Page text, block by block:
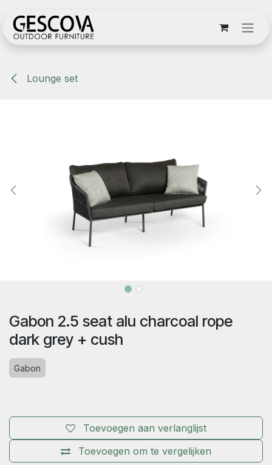
Lounge set
Gabon 2.5 seat alu charcoal rope
dark grey + cush
Gabon
Toevoegen om te vergelijken
Toevoegen aan verlanglijst